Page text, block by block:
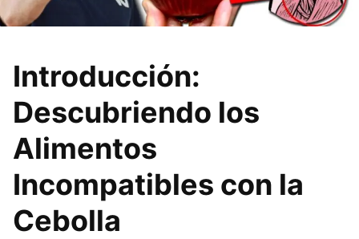
Introducción:
Descubriendo los
Alimentos
Incompatibles con la
Cebolla